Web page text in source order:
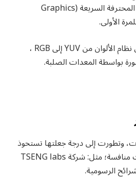
Xpression) والرسومات المحترفة السريعة (Graphics
دعم نظام التحويل، كلًا من نظام الألوان من YUV إلى RGB ،
بواسطة المعدات الصلبة.
وتطورت إلى درجة جعلتها تستحوذ
في عام 1997 على شركات منافسة؛ مثل: شركة TSENG labs
الرسومية.